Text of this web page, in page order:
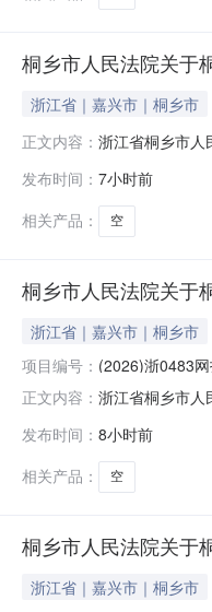
桐乡市人民法院关于
浙江省｜嘉兴市｜桐乡市
正文内容： 浙江省桐乡市人
公告如下：一
发布时间： 7小时前
相关产品：
空
桐乡市人民法院关于
浙江省｜嘉兴市｜桐乡市
项目编号： (2026)浙0483
正文内容： 浙江省桐乡市
下：一、拍卖标
发布时间： 8小时前
相关产品：
空
桐乡市人民法院关于
浙江省｜嘉兴市｜桐乡市